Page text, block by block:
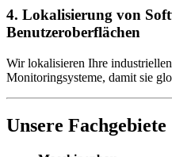
4. Lokalisierung von
Benutzeroberflächen
Wir lokalisieren Ihre
Monitoringsysteme, damit sie
Unsere Fachgebiete